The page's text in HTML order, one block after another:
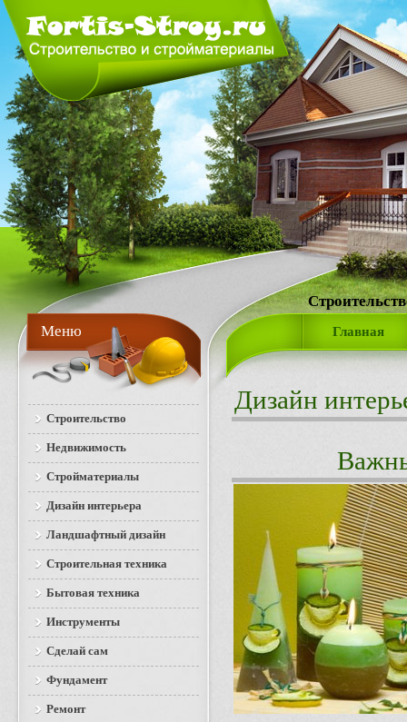
Главная
Дизайн
Меню
Строительство
Недвижимость
Стройматериалы
Дизайн интерьера
Ландшафтный дизайн
Строительная техника
Бытовая техника
Инструменты
Сделай сам
Фундамент
Ремонт